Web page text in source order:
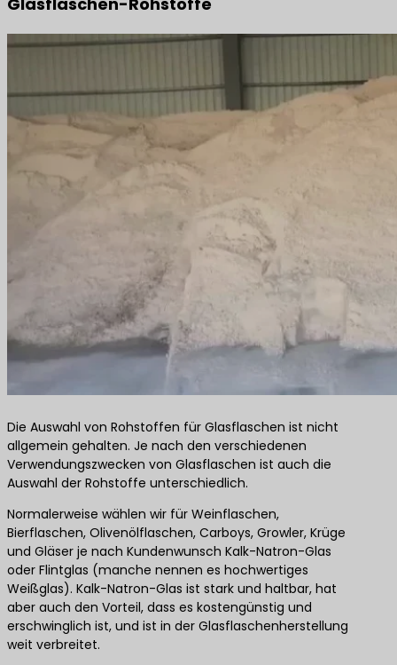
Die Auswahl von Rohstoffen für Glasflaschen ist nicht
allgemein gehalten. Je nach den verschiedenen
Verwendungszwecken von Glasflaschen ist auch die
Auswahl der Rohstoffe unterschiedlich.
Normalerweise wählen wir für Weinflaschen,
Bierflaschen, Olivenölflaschen, Carboys, Growler, Krüge
und Gläser je nach Kundenwunsch Kalk-Natron-Glas
oder Flintglas (manche nennen es hochwertiges
Weißglas). Kalk-Natron-Glas ist stark und haltbar, hat
aber auch den Vorteil, dass es kostengünstig und
erschwinglich ist, und ist in der Glasflaschenherstellung
weit verbreitet.